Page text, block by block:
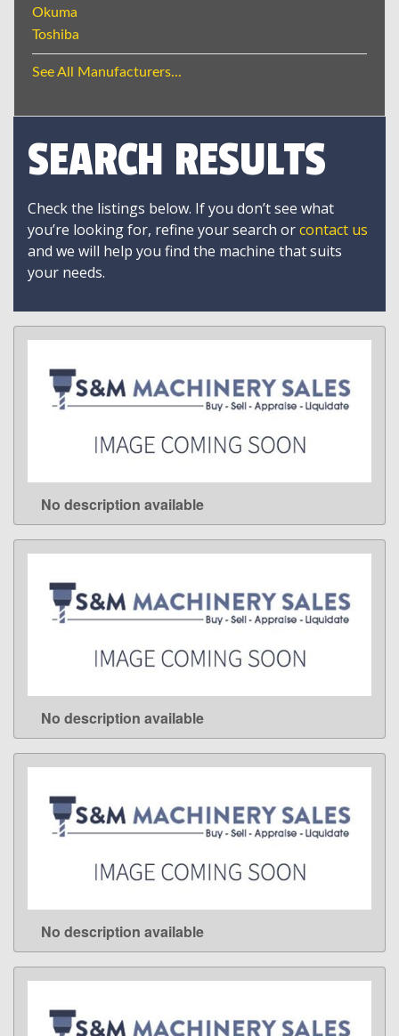
Okuma
Toshiba
See All Manufacturers...
SEARCH RESULTS
Check the listings below. If you don’t see what
you’re looking for, refine your search orcontact us
and we will help you find the machine that suits
your needs.
LEARN MORE
No description available
LEARN MORE
No description available
LEARN MORE
No description available